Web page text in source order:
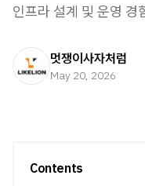
인프라 설계 및 운영 경
멋쟁이사자처럼
May 20, 2026
Contents